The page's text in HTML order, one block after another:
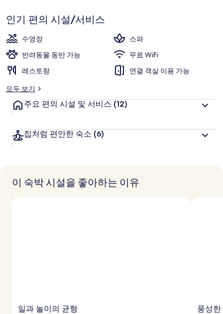
기
인기 편의 시설/서비스
수영장
스파
반려동물 동반 가능
무료 WiFi
레스토랑
연결 객실 이용 가능
모두 보기
주요 편의 시설 및 서비스 (12)
집처럼 편안한 숙소 (6)
이 숙박 시설을 좋아하는 이유
일과 놀이의 균형 풍성